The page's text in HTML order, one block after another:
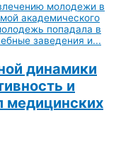
молодежи в
академического
попадала в
заведения и...
динамики
и
медицинских